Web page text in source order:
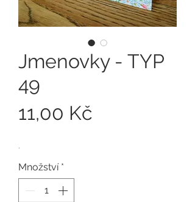
Jmenovky - TYP
49
11,00 Kč
.
Množství *